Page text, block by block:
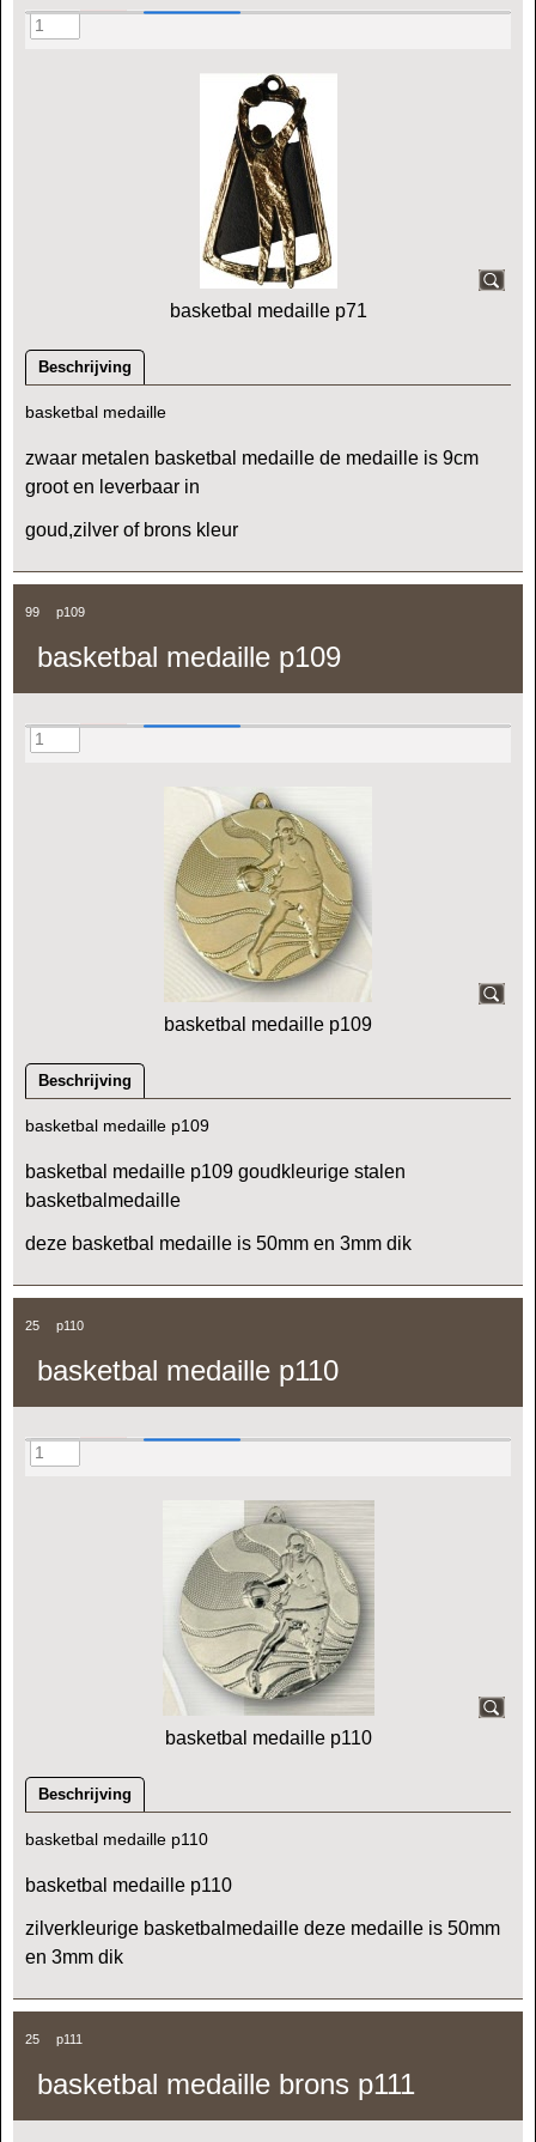
basketbal medaille p71
Beschrijving
basketbal medaille
zwaar metalen basketbal medaille de medaille is 9cm
groot en leverbaar in
goud,zilver of brons kleur
99 p109
basketbal medaille p109
basketbal medaille p109
Beschrijving
basketbal medaille p109
basketbal medaille p109 goudkleurige stalen
basketbalmedaille
deze basketbal medaille is 50mm en 3mm dik
25 p110
basketbal medaille p110
basketbal medaille p110
Beschrijving
basketbal medaille p110
basketbal medaille p110
zilverkleurige basketbalmedaille deze medaille is 50mm
en 3mm dik
25 p111
basketbal medaille brons p111